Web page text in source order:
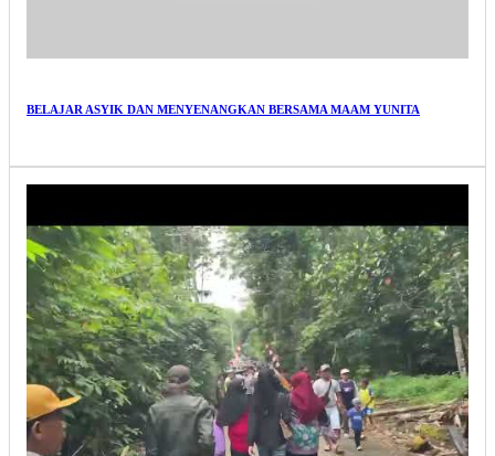
BELAJAR ASYIK DAN MENYENANGKAN BERSAMA MAAM YUNITA